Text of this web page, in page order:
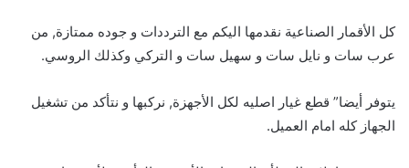
كل الأقمار الصناعية نقدمها اليكم مع الترددات و جوده ممتازة, من
عرب سات و نايل سات و سهيل سات و التركي وكذلك الروسي.
يتوفر أيضا” قطع غيار اصليه لكل الأجهزة, نركبها و نتأكد من تشغيل
الجهاز كله امام العميل.